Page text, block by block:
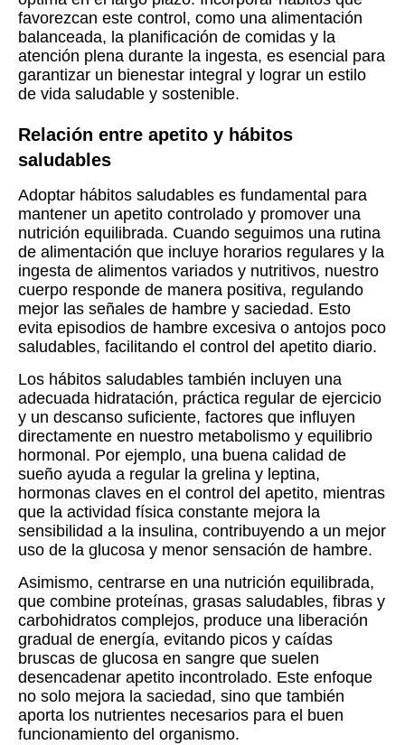
favorezcan este control, como una alimentación
balanceada, la planificación de comidas y la
atención plena durante la ingesta, es esencial para
garantizar un bienestar integral y lograr un estilo
de vida saludable y sostenible.
Relación entre apetito y hábitos
saludables
Adoptar hábitos saludables es fundamental para
mantener un apetito controlado y promover una
nutrición equilibrada. Cuando seguimos una rutina
de alimentación que incluye horarios regulares y la
ingesta de alimentos variados y nutritivos, nuestro
cuerpo responde de manera positiva, regulando
mejor las señales de hambre y saciedad. Esto
evita episodios de hambre excesiva o antojos poco
saludables, facilitando el control del apetito diario.
Los hábitos saludables también incluyen una
adecuada hidratación, práctica regular de ejercicio
y un descanso suficiente, factores que influyen
directamente en nuestro metabolismo y equilibrio
hormonal. Por ejemplo, una buena calidad de
sueño ayuda a regular la grelina y leptina,
hormonas claves en el control del apetito, mientras
que la actividad física constante mejora la
sensibilidad a la insulina, contribuyendo a un mejor
uso de la glucosa y menor sensación de hambre.
Asimismo, centrarse en una nutrición equilibrada,
que combine proteínas, grasas saludables, fibras y
carbohidratos complejos, produce una liberación
gradual de energía, evitando picos y caídas
bruscas de glucosa en sangre que suelen
desencadenar apetito incontrolado. Este enfoque
no solo mejora la saciedad, sino que también
aporta los nutrientes necesarios para el buen
funcionamiento del organismo.